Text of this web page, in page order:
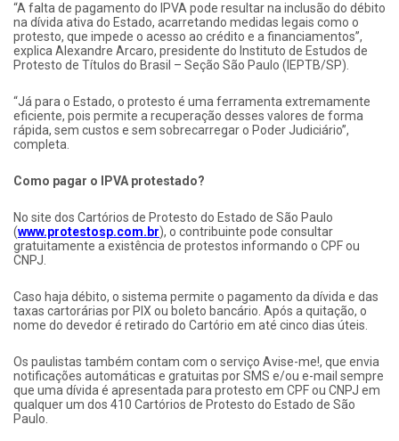
“A falta de pagamento do IPVA pode resultar na inclusão do débito
na dívida ativa do Estado, acarretando medidas legais como o
protesto, que impede o acesso ao crédito e a financiamentos”,
explica Alexandre Arcaro, presidente do Instituto de Estudos de
Protesto de Títulos do Brasil – Seção São Paulo (IEPTB/SP).
“Já para o Estado, o protesto é uma ferramenta extremamente
eficiente, pois permite a recuperação desses valores de forma
rápida, sem custos e sem sobrecarregar o Poder Judiciário”,
completa.
Como pagar o IPVA protestado?
No site dos Cartórios de Protesto do Estado de São Paulo
(www.protestosp.com.br), o contribuinte pode consultar
gratuitamente a existência de protestos informando o CPF ou
CNPJ.
Caso haja débito, o sistema permite o pagamento da dívida e das
taxas cartorárias por PIX ou boleto bancário. Após a quitação, o
nome do devedor é retirado do Cartório em até cinco dias úteis.
Os paulistas também contam com o serviço Avise-me!, que envia
notificações automáticas e gratuitas por SMS e/ou e-mail sempre
que uma dívida é apresentada para protesto em CPF ou CNPJ em
qualquer um dos 410 Cartórios de Protesto do Estado de São
Paulo.